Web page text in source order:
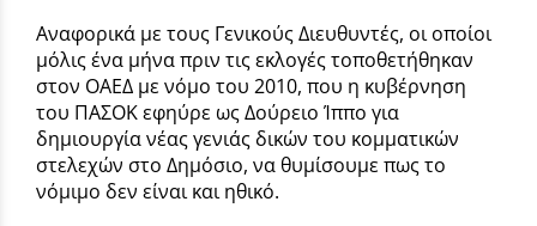
Αναφορικά με τους Γενικούς Διευθυντές, οι οποίοι
μόλις ένα μήνα πριν τις εκλογές τοποθετήθηκαν
στον ΟΑΕΔ με νόμο του 2010, που η κυβέρνηση
του ΠΑΣΟΚ εφηύρε ως Δούρειο Ίππο για
δημιουργία νέας γενιάς δικών του κομματικών
στελεχών στο Δημόσιο, να θυμίσουμε πως το
νόμιμο δεν είναι και ηθικό.